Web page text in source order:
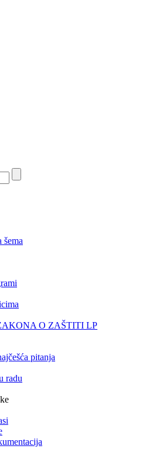
šema
O ZAŠTITI LP
pitanja
radu